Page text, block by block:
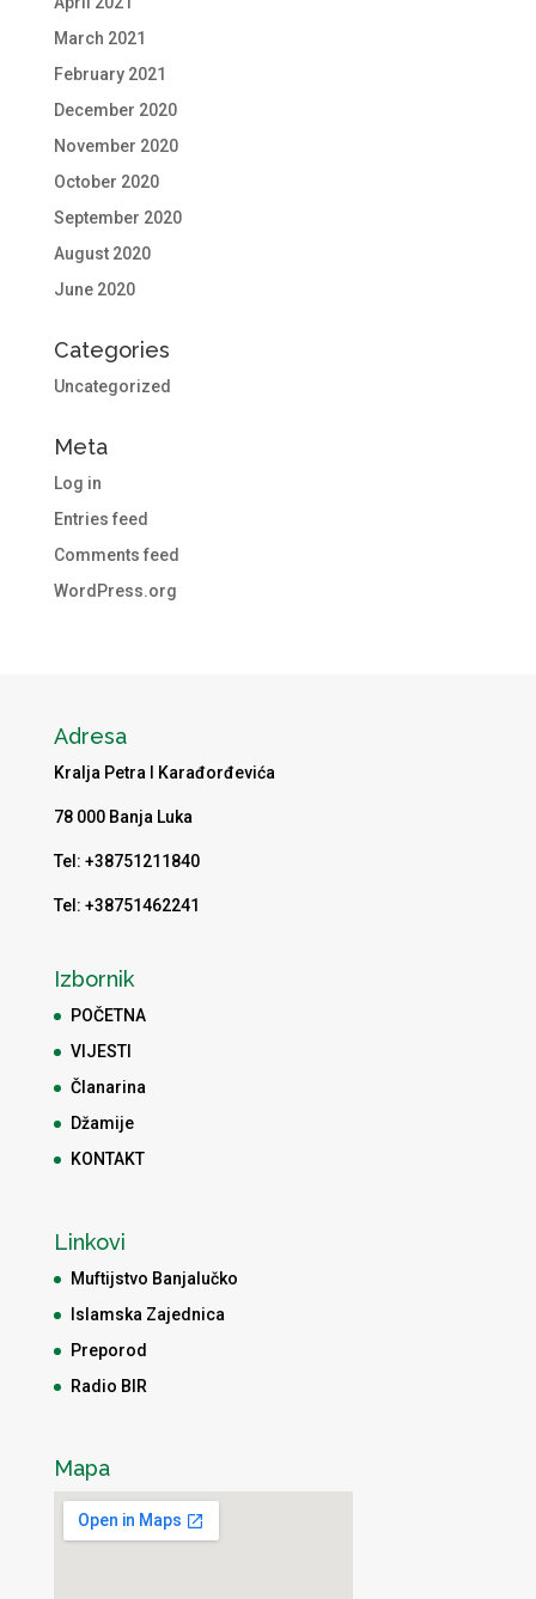
March 2021
February 2021
December 2020
November 2020
October 2020
September 2020
August 2020
June 2020
Categories
Uncategorized
Meta
Log in
Entries feed
Comments feed
WordPress.org
Adresa
Kralja Petra I Karađorđevića
78 000 Banja Luka
Tel: +38751211840
Tel: +38751462241
Izbornik
POČETNA
VIJESTI
Članarina
Džamije
KONTAKT
Linkovi
Muftijstvo Banjalučko
Islamska Zajednica
Preporod
Radio BIR
Mapa